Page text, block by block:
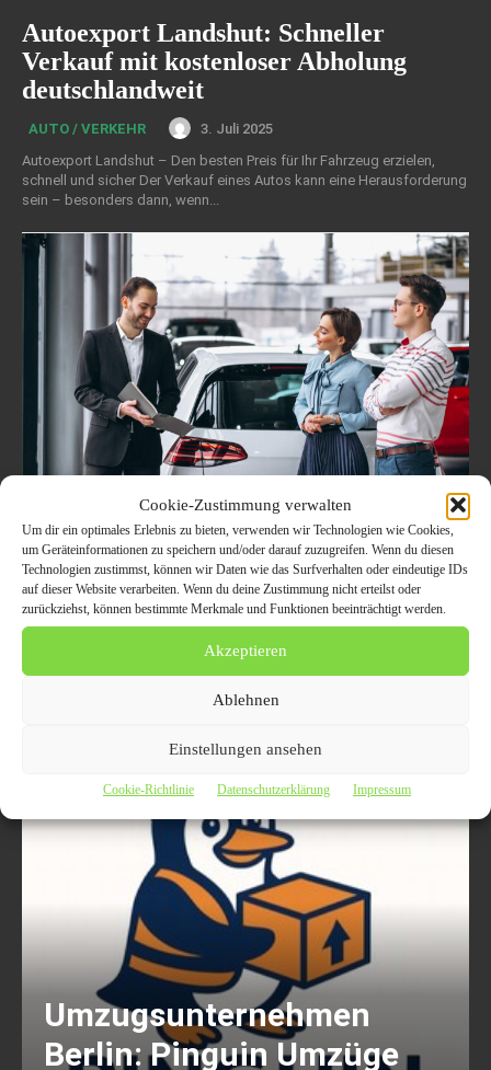
Cookie-Zustimmung verwalten
Um dir ein optimales Erlebnis zu bieten, verwenden wir Technologien wie Cookies,
um Geräteinformationen zu speichern und/oder darauf zuzugreifen. Wenn du diesen
Technologien zustimmst, können wir Daten wie das Surfverhalten oder eindeutige IDs
auf dieser Website verarbeiten. Wenn du deine Zustimmung nicht erteilst oder
zurückziehst, können bestimmte Merkmale und Funktionen beeinträchtigt werden.
Akzeptieren
Ablehnen
Einstellungen ansehen
Cookie-Richtlinie Datenschutzerklärung Impressum
Autoexport Landshut: Schneller
Verkauf mit kostenloser Abholung
deutschlandweit
AUTO / VERKEHR
3. Juli 2025
Autoexport Landshut – Den besten Preis für Ihr Fahrzeug erzielen,
schnell und sicher Der Verkauf eines Autos kann eine Herausforderung
sein – besonders dann, wenn...
Autoexport Landshut Stadt – KFZ
schnell & unkompliziert verkaufen
AUTO / VERKEHR
3. Juli 2025
Autoexport Landshut Stadt – Gebrauchtwagen schnell & sicher
verkaufen Der Autoexport in Landshut Stadt ist eine ideale Möglichkeit,
schnell und unkompliziert ein Fahrzeug zu verkaufen...
Umzugsunternehmen
Berlin: Pinguin Umzüge